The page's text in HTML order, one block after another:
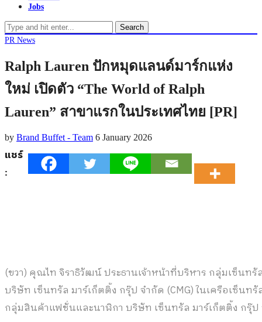
Jobs
Search
PR News
Ralph Lauren ปักหมุดแลนด์มาร์กแห่ง
ใหม่ เปิดตัว “The World of Ralph
Lauren” สาขาแรกในประเทศไทย [PR]
by Brand Buffet - Team 6 January 2026
แชร์
:
(ขวา) คุณไท จิราธิวัฒน์ ประธานเจ้าหน้าที่บริหาร กลุ่มเซ็นท
บริษัท เซ็นทรัล มาร์เก็ตติ้ง กรุ๊ป จำกัด (CMG) ในเครือเซ็
กลุ่มสินค้าแฟชั่นและนาฬิกา บริษัท เซ็นทรัล มาร์เก็ตติ้ง กรุ๊ป